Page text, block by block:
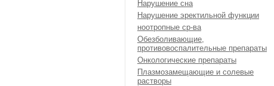
Нарушение сна
Нарушение эректильной функции
ноотропные ср-ва
Обезболивающие,
противовоспалительные препараты
Онкологические препараты
Плазмозамещающие и солевые
растворы